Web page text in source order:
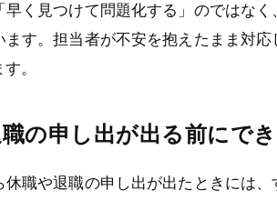
早く見つけて問題化する」のではな
ます。担当者が不安を抱えたまま対
。
の申し出が出る前にで
休職や退職の申し出が出たときには